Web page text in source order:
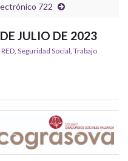
722
JULIO DE 2023
RED Seguridad Social Trabajo